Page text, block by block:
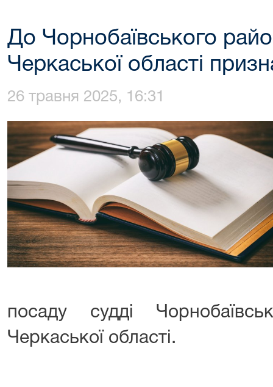
До Чорнобаївського
Черкаської області
26 травня 2025, 16:31
посаду судді
Черкаської області.